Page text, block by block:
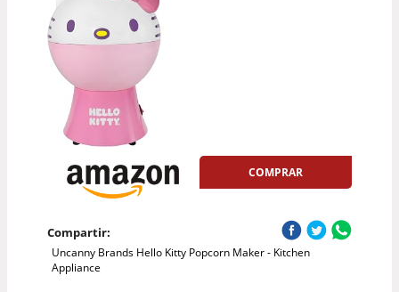
COMPRAR
Compartir:
Uncanny Brands Hello Kitty Popcorn Maker - Kitchen
Appliance